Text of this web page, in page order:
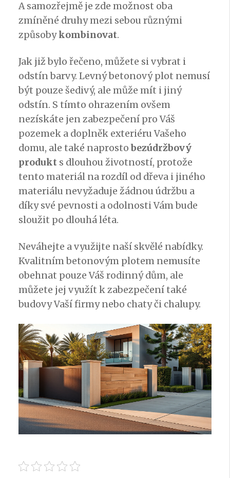
A samozřejmě je zde možnost oba
zmíněné druhy mezi sebou různými
způsobykombinovat.
Jak již bylo řečeno, můžete si vybrat i
odstín barvy. Levný betonový plot nemusí
být pouze šedivý, ale může mít i jiný
odstín. S tímto ohrazením ovšem
nezískáte jen zabezpečení pro Váš
pozemek a doplněk exteriéru Vašeho
domu, ale také naprostobezúdržbový
produkt s dlouhou životností, protože
tento materiál na rozdíl od dřeva i jiného
materiálu nevyžaduje žádnou údržbu a
díky své pevnosti a odolnosti Vám bude
sloužit po dlouhá léta.
Neváhejte a využijte naší skvělé nabídky.
Kvalitním betonovým plotem nemusíte
obehnat pouze Váš rodinný dům, ale
můžete jej využít k zabezpečení také
budovy Vaší firmy nebo chaty či chalupy.